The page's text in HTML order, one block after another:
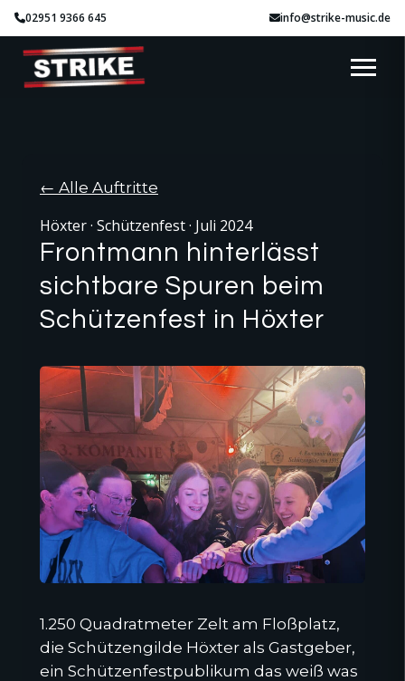
02951 9366 645 info@strike-music.de
← Alle Auftritte
Höxter · Schützenfest · Juli 2024
Frontmann hinterlässt
sichtbare Spuren beim
Schützenfest in Höxter
1.250 Quadratmeter Zelt am Floßplatz,
die Schützengilde Höxter als Gastgeber,
ein Schützenfestpublikum das weiß was